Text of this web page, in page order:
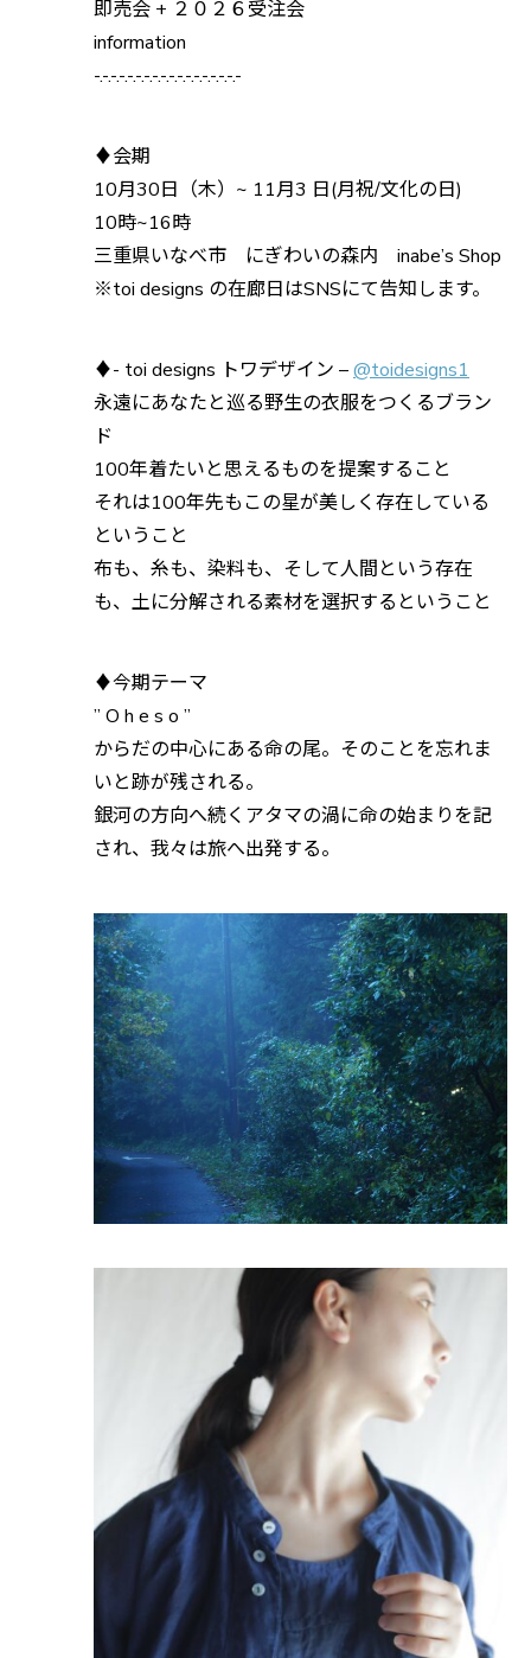
即売会 + ２０２６受注会
information
-.-.-.-.-.-.-.-.-.-.-.-.-.-.-.-.-.-
♦会期
10月30日（木）~ 11月3 日(月祝/文化の日)
10時~16時
三重県いなべ市 にぎわいの森内 inabe’s Shop
※toi designs の在廊日はSNSにて告知します。
♦- toi designs トワデザイン –@toidesigns1
永遠にあなたと巡る野生の衣服をつくるブラン
ド
100年着たいと思えるものを提案すること
それは100年先もこの星が美しく存在している
ということ
布も、糸も、染料も、そして人間という存在
も、土に分解される素材を選択するということ
♦今期テーマ
” O h e s o ”
からだの中心にある命の尾。そのことを忘れま
いと跡が残される。
銀河の方向へ続くアタマの渦に命の始まりを記
され、我々は旅へ出発する。